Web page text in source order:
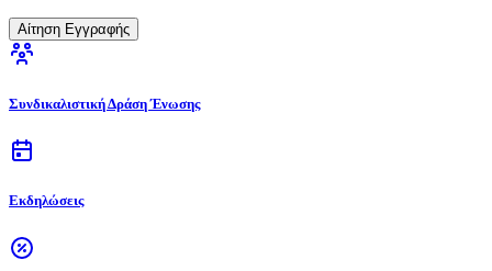
Αίτηση Εγγραφής
Συνδικαλιστική Δράση Ένωσης
Εκδηλώσεις